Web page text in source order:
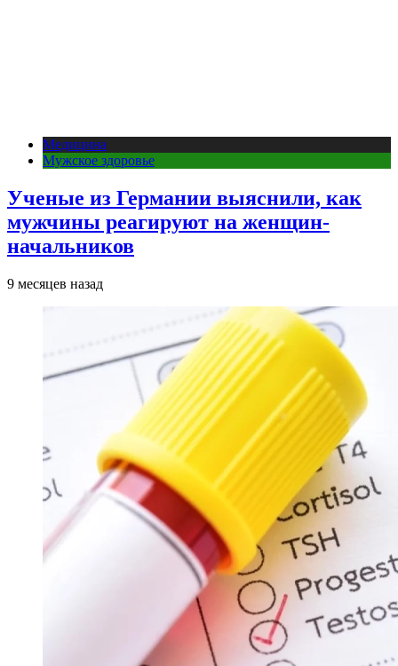
Медицина
Мужское здоровье
Ученые из Германии выяснили, как
мужчины реагируют на женщин-
начальников
9 месяцев назад